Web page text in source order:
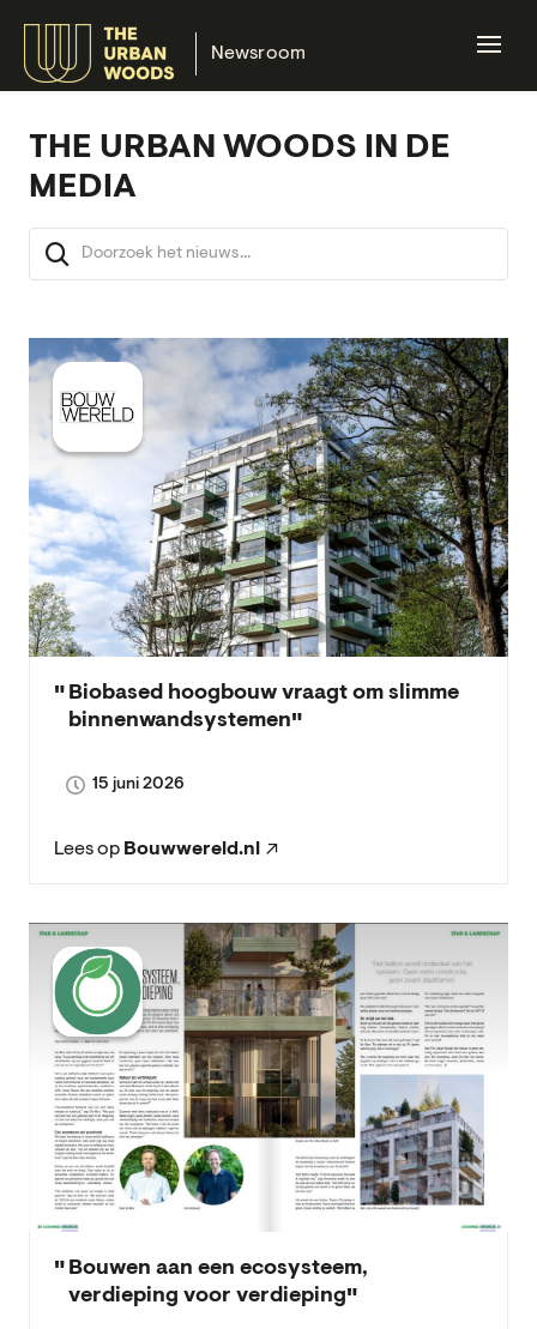
Newsroom
THE URBAN WOODS IN DE
MEDIA
Biobased hoogbouw vraagt om slimme
binnenwandsystemen
15 juni 2026
Lees op Bouwwereld.nl
Bouwen aan een ecosysteem,
verdieping voor verdieping